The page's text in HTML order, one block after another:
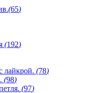
(65)
(192)
лайкрой. (78)
(98)
(97)